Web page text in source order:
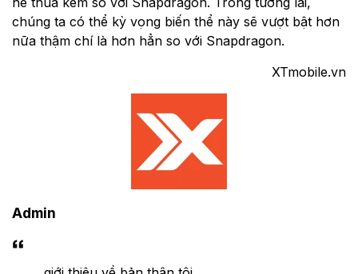
chúng ta có thể kỳ vọng biến thể này sẽ vượt bật hơn
nữa thậm chí là hơn hẳn so với Snapdragon.
XTmobile.vn
Admin